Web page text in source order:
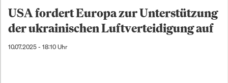
USA fordert Europa zur Unterstützung
der ukrainischen Luftverteidigung auf
10.07.2025 - 18:10 Uhr